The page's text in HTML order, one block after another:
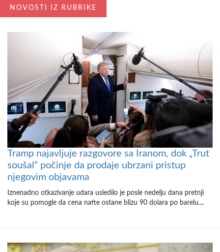
NOVOSTI IZ RUBRIKE
Tramp najavljuje razgovore sa Iranom, dok „Trut
soušal“ počinje da prodaje ubrzani pristup
njegovim objavama
Iznenadno otkazivanje udara usledilo je posle nedelju dana pretnji
koje su pomogle da cena nafte ostane blizu 90 dolara po barelu....